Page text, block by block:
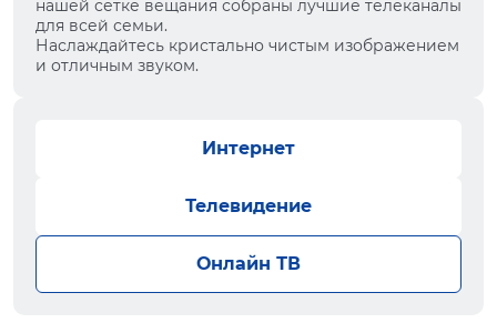
нашей сетке вещания собраны лучшие телеканалы
для всей семьи.
Наслаждайтесь кристально чистым изображением
и отличным звуком.
Интернет
Телевидение
Онлайн ТВ